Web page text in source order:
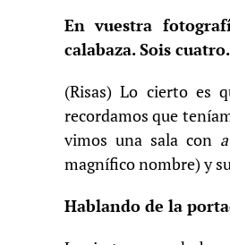
En vuestra
calabaza. Sois
(Risas) Lo cierto es
recordamos que
vimos una sala con
magnífico nombre) y
Hablando de la